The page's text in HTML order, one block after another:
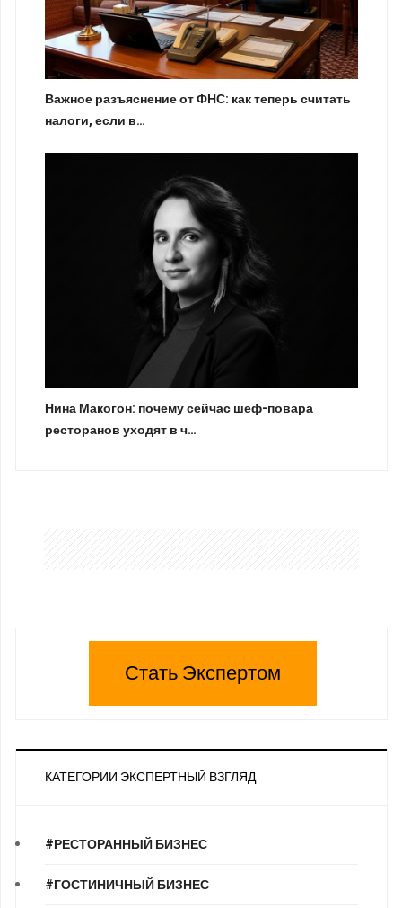
Важное разъяснение от ФНС: как теперь считать
налоги, если в…
Нина Макогон: почему сейчас шеф-повара
ресторанов уходят в ч…
Стать Экспертом
КАТЕГОРИИ ЭКСПЕРТНЫЙ ВЗГЛЯД
#РЕСТОРАННЫЙ БИЗНЕС
#ГОСТИНИЧНЫЙ БИЗНЕС